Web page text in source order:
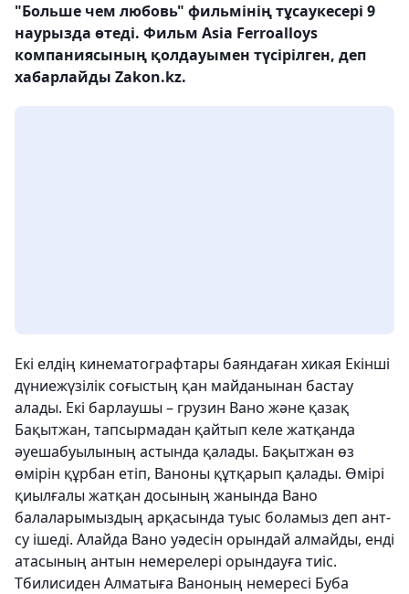
"Больше чем любовь" фильмінің тұсаукесері 9
наурызда өтеді. Фильм Asia Ferroalloys
компаниясының қолдауымен түсірілген, деп
хабарлайды Zakon.kz.
Екі елдің кинематографтары баяндаған хикая Екінші
дүниежүзілік соғыстың қан майданынан бастау
алады. Екі барлаушы – грузин Вано және қазақ
Бақытжан, тапсырмадан қайтып келе жатқанда
әуешабуылының астында қалады. Бақытжан өз
өмірін құрбан етіп, Ваноны құтқарып қалады. Өмірі
қиылғалы жатқан досының жанында Вано
балаларымыздың арқасында туыс боламыз деп ант-
су ішеді. Алайда Вано уәдесін орындай алмайды, енді
атасының антын немерелері орындауға тиіс.
Тбилисиден Алматыға Ваноның немересі Буба